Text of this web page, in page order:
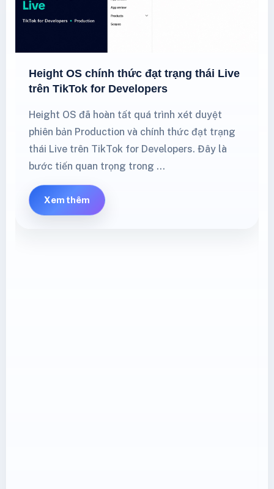
Height OS chính thức đạt trạng thái Live
trên TikTok for Developers
Height OS đã hoàn tất quá trình xét duyệt
phiên bản Production và chính thức đạt trạng
thái Live trên TikTok for Developers. Đây là
bước tiến quan trọng trong …
Xem thêm